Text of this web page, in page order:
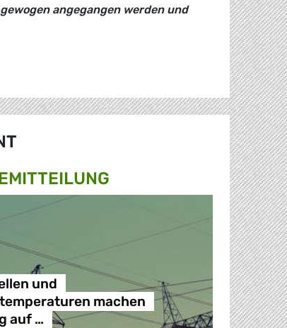
angegangen werden und
und
machen
auf …